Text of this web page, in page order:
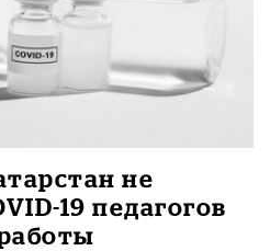
не
19 педагогов